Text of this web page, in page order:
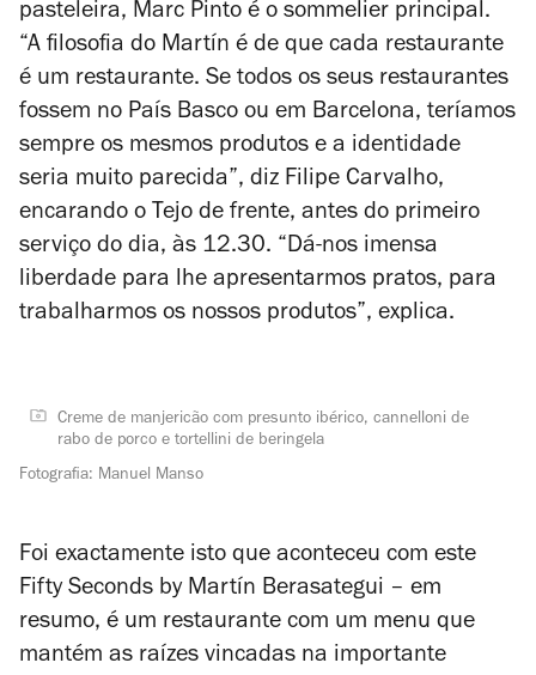
pasteleira, Marc Pinto é o sommelier principal.
“A filosofia do Martín é de que cada restaurante
é um restaurante. Se todos os seus restaurantes
fossem no País Basco ou em Barcelona, teríamos
sempre os mesmos produtos e a identidade
seria muito parecida”, diz Filipe Carvalho,
encarando o Tejo de frente, antes do primeiro
serviço do dia, às 12.30. “Dá-nos imensa
liberdade para lhe apresentarmos pratos, para
trabalharmos os nossos produtos”, explica.
Creme de manjericão com presunto ibérico, cannelloni de
rabo de porco e tortellini de beringela
Fotografia: Manuel Manso
Foi exactamente isto que aconteceu com este
Fifty Seconds by Martín Berasategui – em
resumo, é um restaurante com um menu que
mantém as raízes vincadas na importante